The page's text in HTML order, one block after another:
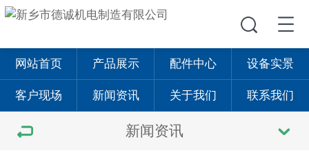
网站首页 产品展示 配件中心 设备实景
客户现场 新闻资讯 关于我们 联系我们
新闻资讯